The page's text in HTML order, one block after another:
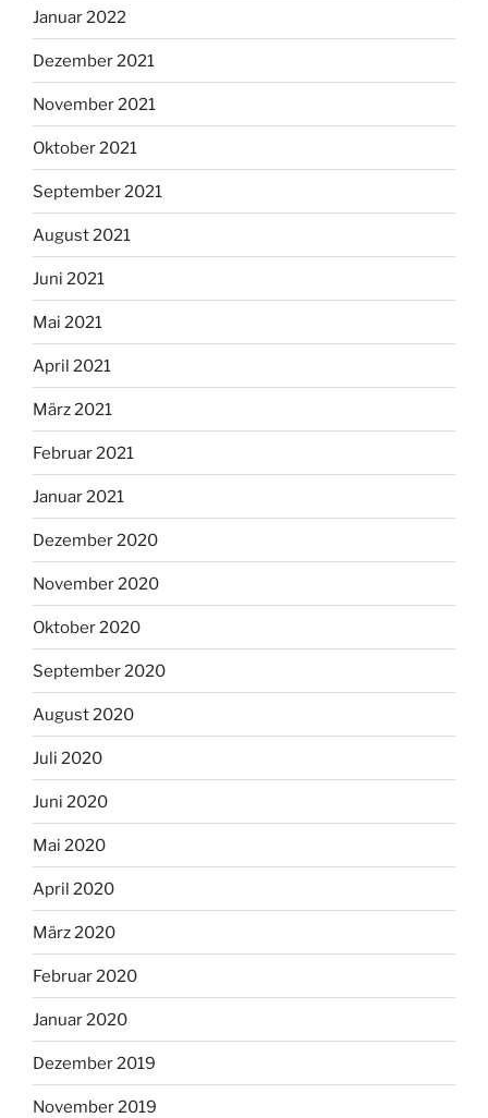
Januar 2022
Dezember 2021
November 2021
Oktober 2021
September 2021
August 2021
Juni 2021
Mai 2021
April 2021
März 2021
Februar 2021
Januar 2021
Dezember 2020
November 2020
Oktober 2020
September 2020
August 2020
Juli 2020
Juni 2020
Mai 2020
April 2020
März 2020
Februar 2020
Januar 2020
Dezember 2019
November 2019